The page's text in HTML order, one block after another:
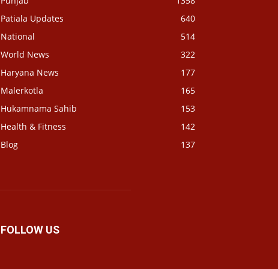
Patiala Updates
640
National
514
World News
322
Haryana News
177
Malerkotla
165
Hukamnama Sahib
153
Health & Fitness
142
Blog
137
FOLLOW US